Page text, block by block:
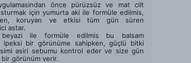
önce pürüzsüz ve mat cilt
için yumurta aki ile formüle edilmis,
koruyan ve etkisi tüm gün süren
astar.
beyazi ile formüle edilmis bu balsam
ipeksi bir görünüme sahipken, güçlü bitki
asiri sebumu kontrol eder ve size gün
görünüm verir.